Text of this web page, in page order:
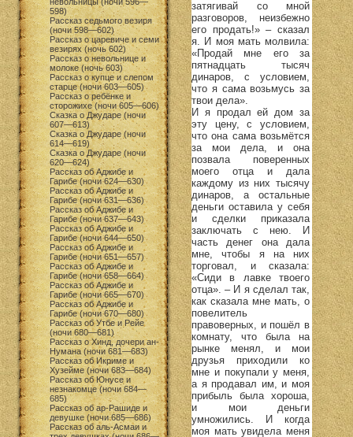
598)
Рассказ седьмого везиря
(ночи 598—602)
Рассказ о царевиче и семи
везирях (ночь 602)
Рассказ о невольнице и
молоке (ночь 603)
Рассказ о купце и слепом
старце (ночи 603—605)
Рассказ о ребёнке и
сторожихе (ночи 605—606)
Сказка о Джударе (ночи
607—613)
Сказка о Джударе (ночи
614—619)
Сказка о Джударе (ночи
620—624)
Рассказ об Аджибе и
Гарибе (ночи 624—630)
Рассказ об Аджибе и
Гарибе (ночи 631—636)
Рассказ об Аджибе и
Гарибе (ночи 637—643)
Рассказ об Аджибе и
Гарибе (ночи 644—650)
Рассказ об Аджибе и
Гарибе (ночи 651—657)
Рассказ об Аджибе и
Гарибе (ночи 658—664)
Рассказ об Аджибе и
Гарибе (ночи 665—670)
Рассказ об Аджибе и
Гарибе (ночи 670—680)
Рассказ об Утбе и Рейе
(ночи 680—681)
Рассказ о Хинд, дочери ан-
Нумана (ночи 681—683)
Рассказ об Икриме и
Хузейме (ночи 683—684)
Рассказ об Юнусе и
незнакомце (ночи 684—
685)
Рассказ об ар-Рашиде и
девушке (ночи 685—686)
Рассказ об аль-Асмаи и
затягивай со мной
разговоров, неизбежно
его продать!» – сказал
я. И моя мать молвила:
«Продай мне его за
пятнадцать тысяч
динаров, с условием,
что я сама возьмусь за
твои дела».
И я продал ей дом за
эту цену, с условием,
что она сама возьмётся
за мои дела, и она
позвала поверенных
моего отца и дала
каждому из них тысячу
динаров, а остальные
деньги оставила у себя
и сделки приказала
заключать с нею. И
часть денег она дала
мне, чтобы я на них
торговал, и сказала:
«Сиди в лавке твоего
отца». – И я сделал так,
как сказала мне мать, о
повелитель
правоверных, и пошёл в
комнату, что была на
рынке менял, и мои
друзья приходили ко
мне и покупали у меня,
а я продавал им, и моя
прибыль была хороша,
и мои деньги
умножились. И когда
моя мать увидела меня